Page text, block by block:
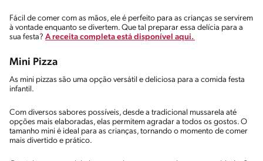
Fácil de comer com as mãos, ele é perfeito para as crianças se servirem
à vontade enquanto se divertem. Que tal preparar essa delícia para a
sua festa? A receita completa está disponível aqui.
Mini Pizza
As mini pizzas são uma opção versátil e deliciosa para a comida festa
infantil.
Com diversos sabores possíveis, desde a tradicional mussarela até
opções mais elaboradas, elas permitem agradar a todos os gostos. O
tamanho mini é ideal para as crianças, tornando o momento de comer
mais divertido e prático.